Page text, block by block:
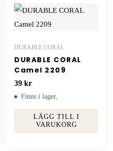
DURABLE CORAL
DURABLE CORAL
Camel 2209
39 kr
Finns i lager,
LÄGG TILL I
VARUKORG